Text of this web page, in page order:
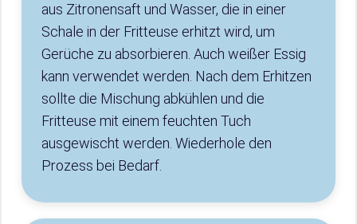
aus Zitronensaft und Wasser, die in einer
Schale in der Fritteuse erhitzt wird, um
Gerüche zu absorbieren. Auch weißer Essig
kann verwendet werden. Nach dem Erhitzen
sollte die Mischung abkühlen und die
Fritteuse mit einem feuchten Tuch
ausgewischt werden. Wiederhole den
Prozess bei Bedarf.